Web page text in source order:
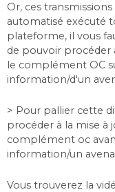
Or, ces
automatisé exécuté
plateforme, il vous
de pouvoir procéder
le complément OC
information/d'un
> Pour pallier cette
procéder à la mise à
complément oc
information/un
Vous trouverez la